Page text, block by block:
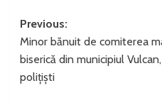
Post
navigation
Previous:
Minor bănuit de comiterea
biserică din municipiul
polițiști